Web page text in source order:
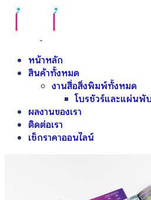
หน้าหลัก
สินค้าทั้งหมด
งานสื่อสิ่งพิมพ์ทั้งหมด
โบรชัวร์และแผ่นพับ
ผลงานของเรา
ติดต่อเรา
เช็กราคาออนไลน์